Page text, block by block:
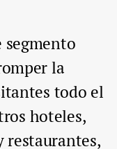
segmento
la
todo el
hoteles,
restaurantes,